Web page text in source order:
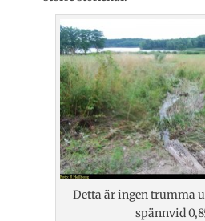
Detta är ingen trumma
spännvid